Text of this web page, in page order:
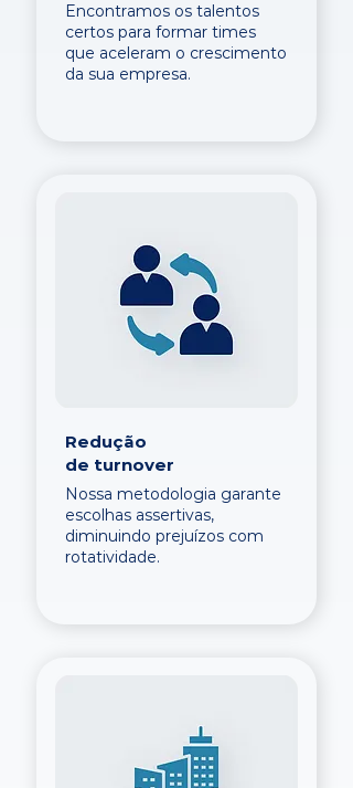
Encontramos os talentos
certos para formar times
que aceleram o crescimento
da sua empresa.
Redução
de turnover
Nossa metodologia garante
escolhas assertivas,
diminuindo prejuízos com
rotatividade.